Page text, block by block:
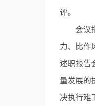
评。
会议指
力、比作
述职报告
量发展的
决执行难